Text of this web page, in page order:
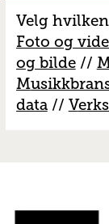
Velg
Foto og
og bilde//
M
data// V